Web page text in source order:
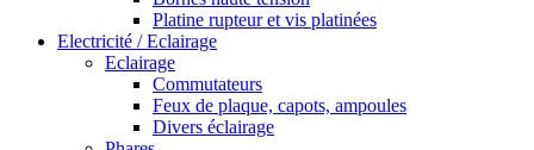
Platine rupteur et vis platinées
Electricité / Eclairage
Eclairage
Commutateurs
Feux de plaque, capots, ampoules
Divers éclairage